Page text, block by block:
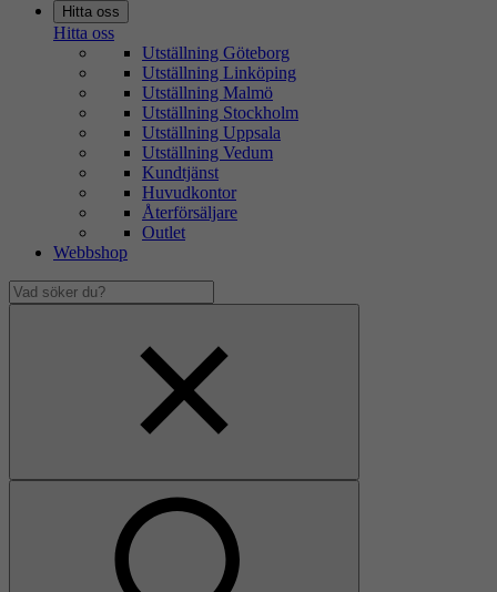
Hitta oss
Hitta oss
Utställning Göteborg
Utställning Linköping
Utställning Malmö
Utställning Stockholm
Utställning Uppsala
Utställning Vedum
Kundtjänst
Huvudkontor
Återförsäljare
Outlet
Webbshop
Vad
söker